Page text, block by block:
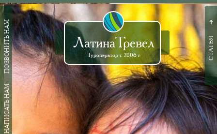
ЛатинаТревел
Туроператор с 2006 г
ПОЗВОНИТЬ НАМ
НАПИСАТЬ НАМ
➜
СТАТЬЯ